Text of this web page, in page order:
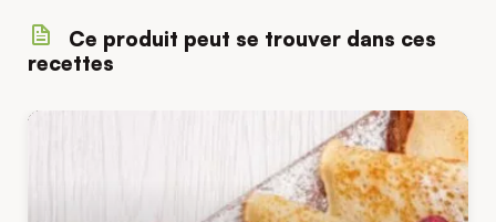
Ce produit peut se trouver dans ces
recettes